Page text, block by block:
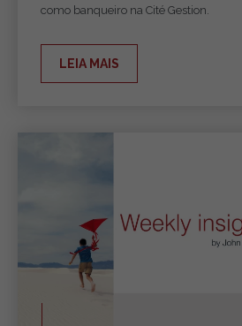
como banqueiro na Cité Gestion.
LEIA MAIS